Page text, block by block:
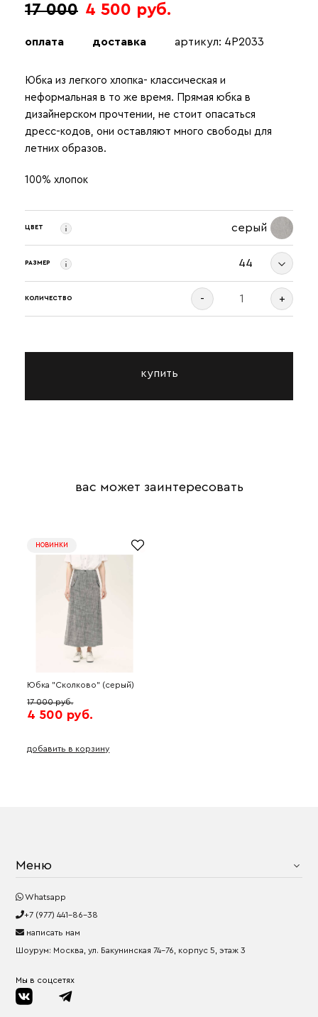
17 000 4 500 руб.
оплата доставка артикул: 4P2033
Юбка из легкого хлопка- классическая и
неформальная в то же время. Прямая юбка в
дизайнерском прочтении, не стоит опасаться
дресс-кодов, они оставляют много свободы для
летних образов.
100% хлопок
ЦВЕТ серый
РАЗМЕР 44
КОЛИЧЕСТВО - +
купить
вас может заинтересовать
НОВИНКИ
Юбка "Сколково" (серый)
4P2033
17 000 руб.
4 500 руб.
добавить в корзину
Меню
Whatsapp
+7 (977) 441-86-38
написать нам
Шоурум: Москва, ул. Бакунинская 74-76, корпус 5, этаж 3
Мы в соцсетях